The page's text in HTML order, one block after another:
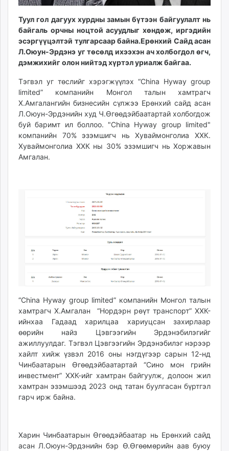
urlag.mn
unen.mn
asu.mn
shudarga.mn
shuurhai.mn
unuudur.mn
isee.mn
mglradio.com
fact.mn
itoim.mn
tumen.mn
shuum.mn
times.mn
paparazzi.mn
unread.today
Туул гол дагуух хурдны замын бүтээн байгуулалт нь
байгаль орчны ноцтой асуудлыг хөндөж, иргэдийн
эсэргүүцэлтэй тулгарсаар байна.Ерөнхий Сайд асан
Л.Оюун-Эрдэнэ уг төсөлд ихээхэн ач холбогдол өгч,
дэмжихийг олон нийтэд хүртэл уриалж байгаа.
Тэгвэл уг төслийг хэрэгжүүлэх “China Hyway group
limited” компанийн Монгол талын хамтрагч
Х.Амгалангийн бизнесийн сүлжээ Ерөнхий сайд асан
Л.Оюун-Эрдэнийн худ Ч.Өгөөдэйбаатартай холбогдож
буй баримт ил боллоо. "China Hyway group limited"
компанийн 70% эзэмшигч нь Хуваймонголиа ХХК.
Хуваймонголиа ХХК ны 30% эзэмшигч нь Хоржавын
Амгалан.
“China Hyway group limited” компанийн Монгол талын
хамтрагч Х.Амгалан “Нордэрн рөүт транспорт” ХХК-
ийнхаа Гадаад харилцаа хариуцсан захирлаар
өөрийн найз Цэвгээгийн Эрдэнэбилэгийг
ажиллуулдаг. Тэгвэл Цэвгээгийн Эрдэнэбилэг нэрээр
хайлт хийж үзвэл 2016 оны нэгдүгээр сарын 12-нд
Чинбаатарын Өгөөдэйбаатартай “Сино мон грийн
инвестмент” ХХК-ийг хамтран байгуулж, долоон жил
хамтран эзэмшээд 2023 онд татан буулгасан бүртгэл
гарч ирж байна.
Харин Чинбаатарын Өгөөдэйбаатар нь Ерөнхий сайд
асан Л.Оюун-Эрдэнийн бэр Ө.Өгөөмөрийн аав буюу